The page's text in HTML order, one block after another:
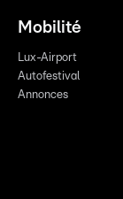
Mobilité
Lux-Airport
Autofestival
Annonces